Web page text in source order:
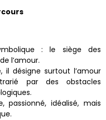
: le siège des
l’amour.
il désigne surtout l’amour
par des obstacles
passionné, idéalisé, mais